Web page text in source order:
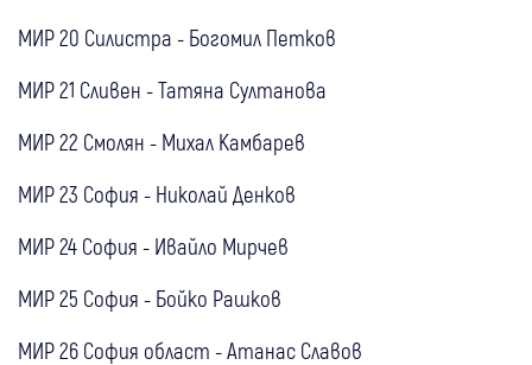
МИР 20 Силистра - Богомил Петков
МИР 21 Сливен - Татяна Султанова
МИР 22 Смолян - Михал Камбарев
МИР 23 София - Николай Денков
МИР 24 София - Ивайло Мирчев
МИР 25 София - Бойко Рашков
МИР 26 София област - Атанас Славов